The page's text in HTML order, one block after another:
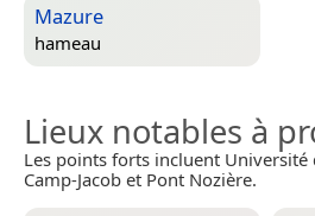
Mazure
hameau
Lieux notables à
Les points forts incluent Université
Camp-Jacob et Pont Nozière.